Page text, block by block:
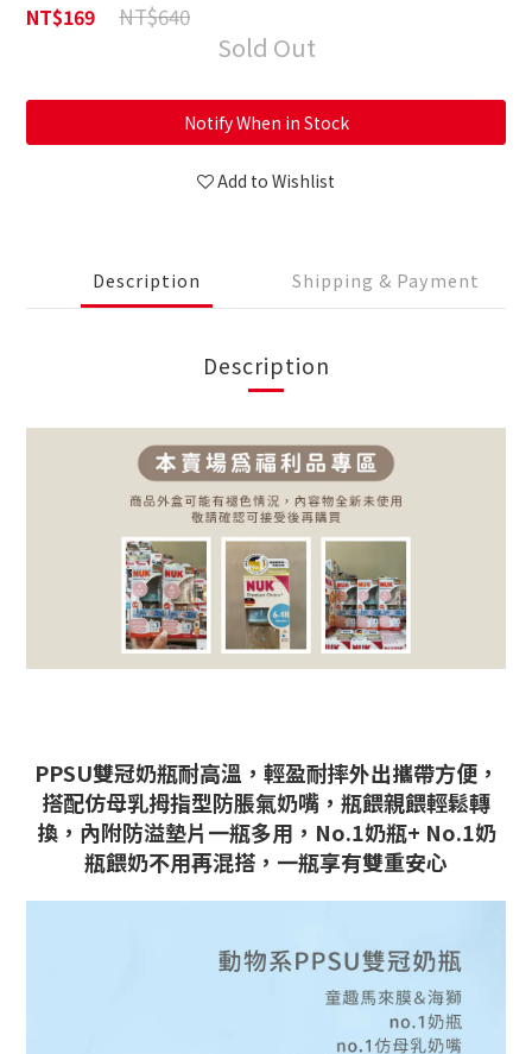
NT$169 NT$640
Sold Out
Notify When in Stock
Add to Wishlist
Description Shipping & Payment
Description
PPSU雙冠奶瓶耐高溫，輕盈耐摔外出攜帶方便，
搭配仿母乳拇指型防脹氣奶嘴，瓶餵親餵輕鬆轉
換，內附防溢墊片一瓶多用，No.1奶瓶+ No.1奶
瓶餵奶不用再混搭，一瓶享有雙重安心